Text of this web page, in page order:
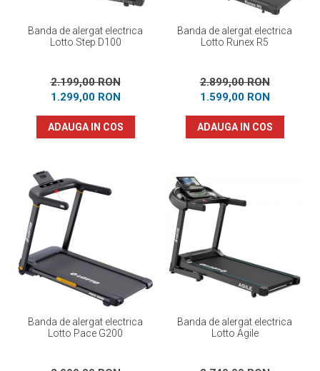
Banda de alergat electrica
Lotto Step D100
2.199,00 RON
1.299,00 RON
ADAUGA IN COS
Banda de alergat electrica
Lotto Runex R5
2.899,00 RON
1.599,00 RON
ADAUGA IN COS
Banda de alergat electrica
Lotto Pace G200
Banda de alergat electrica
Lotto Agile